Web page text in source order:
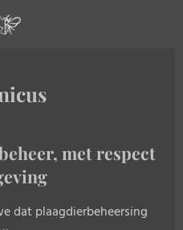
met respect
dat plaagdierbeheersing